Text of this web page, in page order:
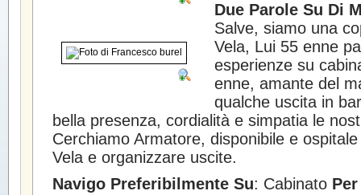
Due Parole Su Di
Salve, siamo una
Vela, Lui 55 enne
esperienze su
enne, amante del
qualche uscita in
bella presenza, cordialità e simpatia le
Cerchiamo Armatore, disponibile e
Vela e organizzare uscite.
Navigo Preferibilmente Su: Cabinato Per